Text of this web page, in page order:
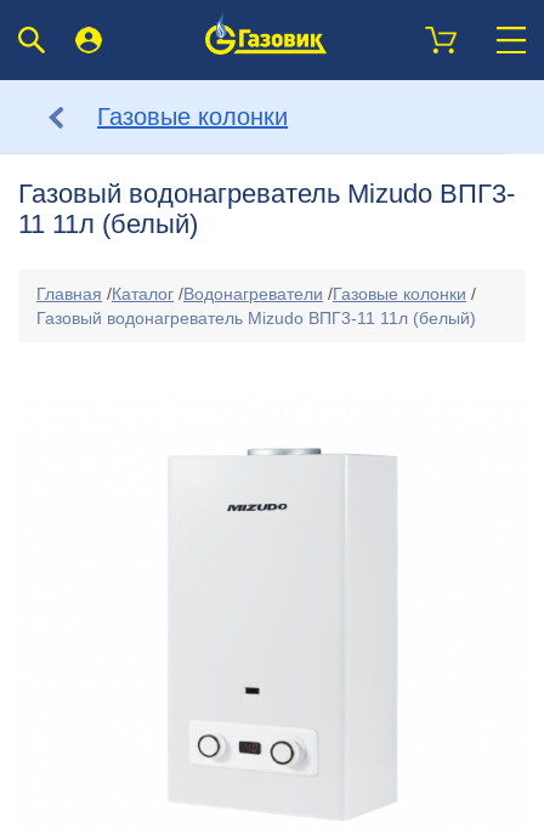
Газовые колонки
Газовый водонагреватель Mizudo ВПГ3-
11 11л (белый)
Главная /Каталог /Водонагреватели /Газовые колонки /
Газовый водонагреватель Mizudo ВПГ3-11 11л (белый)